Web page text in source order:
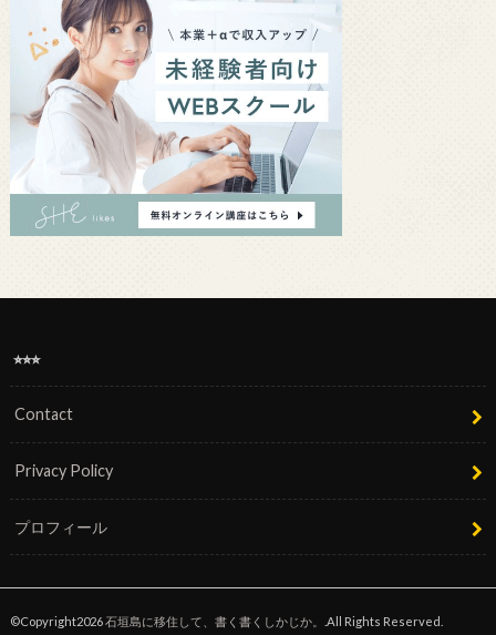
⭐︎⭐︎⭐︎
Contact
Privacy Policy
プロフィール
©Copyright2026石垣島に移住して、書く書くしかじか。 .All Rights Reserved.